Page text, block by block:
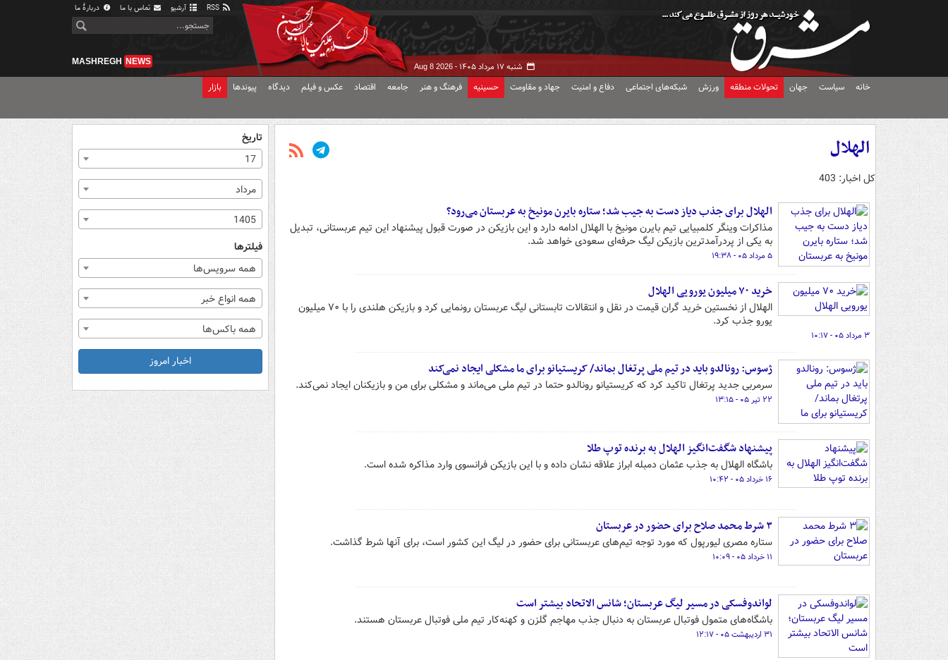
آرشیو تماس با ما دربارهٔ ما
شنبه ۱۷ مرداد ۱۴۰۵ - Aug 8 2026
MASHREGH NEWS
خانه سیاست جهان تحولات منطقه ورزش شبکه‌های اجتماعی دفاع و امنیت جهاد و مقاومت حسینیه فرهنگ و هنر جامعه اقتصاد عکس و فیلم دیدگاه پیوندها بازار
الهلال
کل اخبار: 403
الهلال برای جذب دیاز دست به جیب شد؛ ستاره بایرن مونیخ به عربستان می‌رود؟
مذاکرات وینگر کلمبیایی تیم بایرن مونیخ با الهلال ادامه دارد و این بازیکن در صورت قبول پیشنهاد این تیم عربستانی، تبدیل
به یکی از پردرآمدترین بازیکن لیگ حرفه‌ای سعودی خواهد شد.
۵ مرداد ۰۵ - ۱۹:۳۸
خرید ۷۰ میلیون یورویی الهلال
الهلال از نخستین خرید گران قیمت در نقل و انتقالات تابستانی لیگ عربستان رونمایی کرد و بازیکن هلندی را با ۷۰ میلیون
یورو جذب کرد.
۳ مرداد ۰۵ - ۱۰:۱۷
ژسوس: رونالدو باید در تیم ملی پرتغال بماند/ کریستیانو برای ما مشکلی ایجاد نمی‌کند
سرمربی جدید پرتغال تاکید کرد که کریستیانو رونالدو حتما در تیم ملی می‌ماند و مشکلی برای من و بازیکنان ایجاد نمی‌کند.
۲۲ تیر ۰۵ - ۱۳:۱۵
پیشنهاد شگفت‌انگیز الهلال به برنده توپ طلا
باشگاه الهلال به جذب عثمان دمبله ابراز علاقه نشان داده و با این بازیکن فرانسوی وارد مذاکره شده است.
۱۶ خرداد ۰۵ - ۱۰:۴۲
۳ شرط محمد صلاح برای حضور در عربستان
ستاره مصری لیورپول که مورد توجه تیم‌های عربستانی برای حضور در لیگ این کشور است، برای آنها شرط گذاشت.
۱۱ خرداد ۰۵ - ۱۰:۰۹
لواندوفسکی در مسیر لیگ عربستان؛ شانس الاتحاد بیشتر است
باشگاه‌های متمول فوتبال عربستان به دنبال جذب مهاجم گلزن و کهنه‌کار تیم ملی فوتبال عربستان هستند.
۳۱ اردیبهشت ۰۵ - ۱۲:۱۷
تاریخ
17
مرداد
1405
فیلترها
همه سرویس‌ها
همه انواع خبر
همه باکس‌ها
اخبار امروز